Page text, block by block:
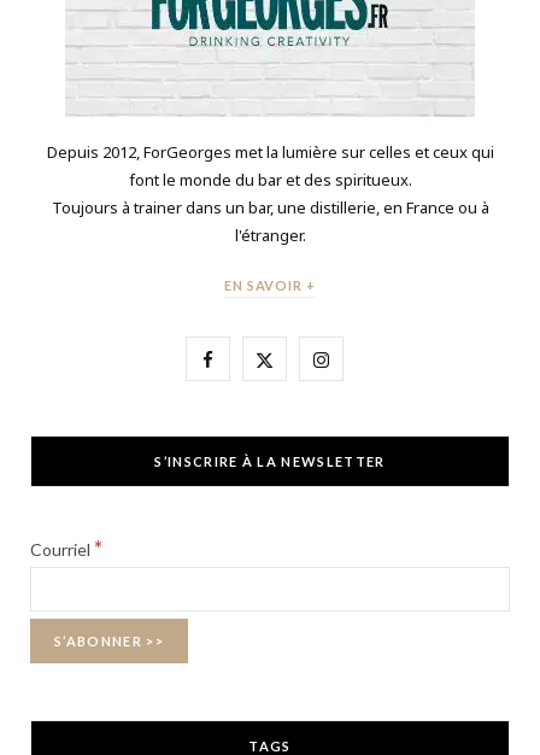
Depuis 2012, ForGeorges met la lumière sur celles et ceux qui
font le monde du bar et des spiritueux.
Toujours à trainer dans un bar, une distillerie, en France ou à
l'étranger.
EN SAVOIR +
F
e
X
w
I
t
S’INSCRIRE À LA NEWSLETTER
Courriel *
TAGS